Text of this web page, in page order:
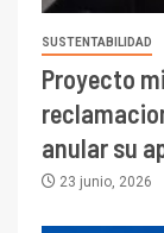
SUSTENTABILIDAD
Proyecto
anular su
23 junio, 2026